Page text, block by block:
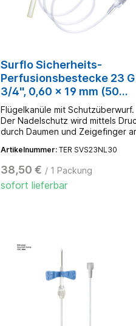
Surflo Sicherheits-
Perfusionsbestecke 23
3/4'', 0,60 x 19 mm (50
Stck.)
Flügelkanüle mit Schutzüberwurf.
Der Nadelschutz wird mittels
durch Daumen und Zeigefinger
bleiben hinter der Kanüle. Ein
hörbares Einrasten des
Nadelschutzes und eine optische
Kontrolle durch das
knickstabilen Schlauch. Latexfrei
Artikelnummer: TER SVS23NL30
38,50 € / 1 Packung
sofort lieferbar